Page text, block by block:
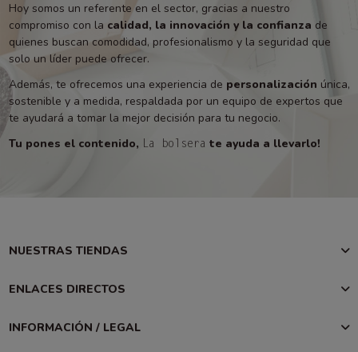
Hoy somos un referente en el sector, gracias a nuestro
compromiso con la calidad, la innovación y la confianza de
quienes buscan comodidad, profesionalismo y la seguridad que
solo un líder puede ofrecer.
Además, te ofrecemos una experiencia de personalización única,
sostenible y a medida, respaldada por un equipo de expertos que
te ayudará a tomar la mejor decisión para tu negocio.
Tu pones el contenido, La bolsera te ayuda a llevarlo!
NUESTRAS TIENDAS
ENLACES DIRECTOS
INFORMACIÓN / LEGAL